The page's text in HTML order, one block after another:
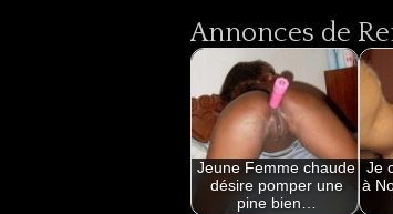
Annonces de
Jeune Femme chaude
désire pomper une
pine bien…
Je
à